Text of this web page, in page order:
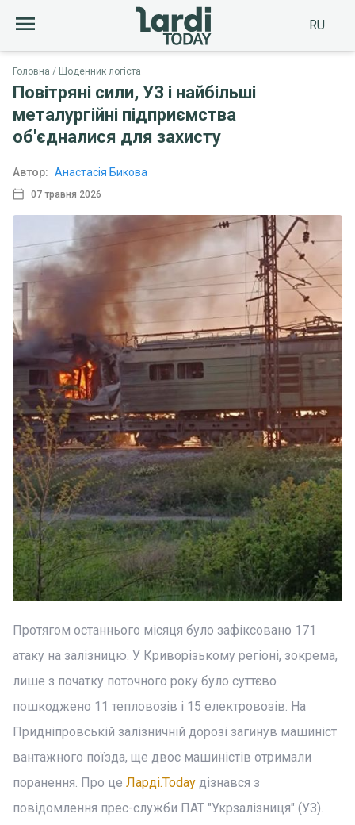
RU
Головна Щоденник логіста
Повітряні сили, УЗ і найбільші
металургійні підприємства
об'єдналися для захисту
07 травня 2026
Автор: Анастасія Бикова
Протягом останнього місяця було зафіксовано 171
атаку на залізницю. У Криворізькому регіоні, зокрема,
лише з початку поточного року було суттєво
пошкоджено 11 тепловозів і 15 електровозів. На
Придніпровській залізничній дорозі загинув машиніст
вантажного поїзда, ще двоє машиністів отримали
поранення. Про це Ларді.Today дізнався з
повідомлення прес-служби ПАТ "Укрзалізниця" (УЗ).